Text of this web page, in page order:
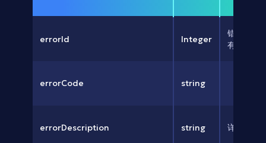
errorId Integer
错误消息
有错误
errorCode string
errorDescription string 详细的错